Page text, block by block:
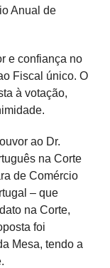
Anual de
e confiança no
Fiscal único. O
à votação,
ao Dr.
na Corte
de Comércio
– que
na Corte,
foi
Mesa, tendo a